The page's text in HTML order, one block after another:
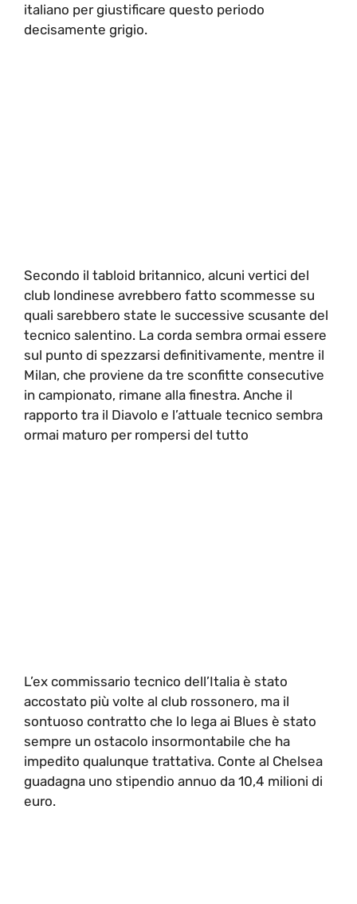
italiano per giustificare questo periodo
decisamente grigio.
Secondo il tabloid britannico, alcuni vertici del
club londinese avrebbero fatto scommesse su
quali sarebbero state le successive scusante del
tecnico salentino. La corda sembra ormai essere
sul punto di spezzarsi definitivamente, mentre il
Milan, che proviene da tre sconfitte consecutive
in campionato, rimane alla finestra. Anche il
rapporto tra il Diavolo e l’attuale tecnico sembra
ormai maturo per rompersi del tutto
L’ex commissario tecnico dell’Italia è stato
accostato più volte al club rossonero, ma il
sontuoso contratto che lo lega ai Blues è stato
sempre un ostacolo insormontabile che ha
impedito qualunque trattativa. Conte al Chelsea
guadagna uno stipendio annuo da 10,4 milioni di
euro.